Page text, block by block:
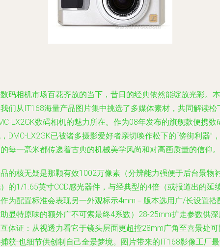
码相机市场百花齐放的当下，昔日的经典依然能绽放光彩。本
们从IT168海量产品图片集中挑选了多媒体素材，共同解读松
LX2GK数码相机的魅力所在。作为08年发布的旗舰款便携数
DMC-LX2GK已被诸多摄影爱好者亲切唤作松下的“傍街利器”，
每一毫米都传递着古典的机械美学风尚和对高画质量的信仰。
的核无疑是那颗有效1002万像素（分辨能力强便于后台景物
的1/1.65英寸CCD感光器件，与经典型的4倍（或报道出的延
为配置标准会表现另一外观标示4mm－版本选用广/长设置搭
显特原味的额外广不可索最终4系数）28-25mm扩走参数供
体证：从视透力看它于镜头层面更超控28mm广角至喜景处
获-也细节供创制自己全景梦境。图片带来的IT168影像工厂